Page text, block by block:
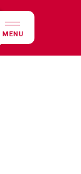
MENU